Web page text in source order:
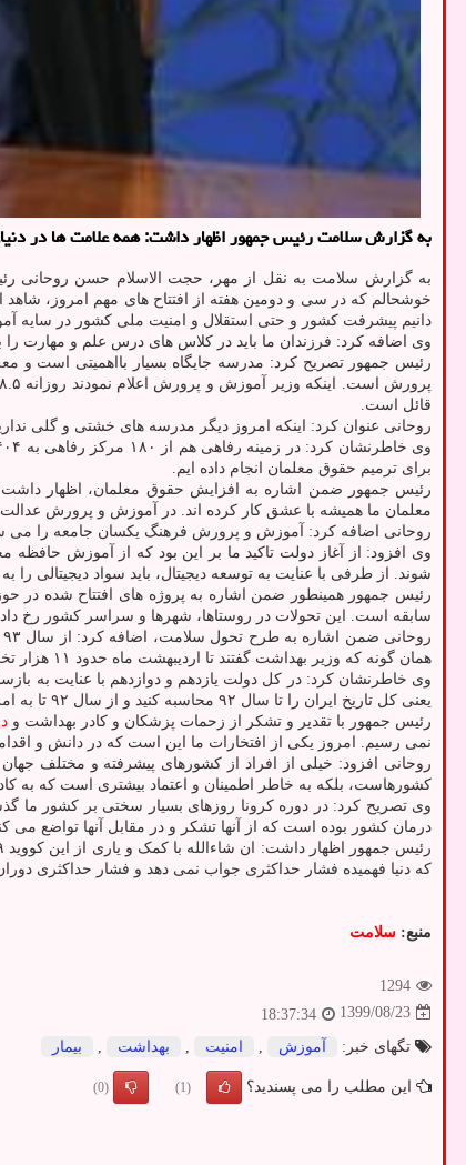
به گزارش سلامت رئیس جمهور اظهار داشت: همه علامت ها در
خوشحالم که در سی و دومین هفته از افتتاح های مهم امروز، شاهد
دانیم پیشرفت کشور و حتی استقلال و امنیت ملی کشور در سایه
وی اضافه کرد: فرزندان ما باید در کلاس های درس علم و مهارت را
قائل است.
روحانی عنوان کرد: اینکه امروز دیگر مدرسه های خشتی و گلی
برای ترمیم حقوق معلمان انجام داده ایم.
معلمان ما همیشه با عشق کار کرده اند. در آموزش و پرورش
روحانی اضافه کرد: آموزش و پرورش فرهنگ یکسان جامعه را می
وی افزود: از آغاز دولت تاکید ما بر این بود که از آموزش
شوند. از طرفی با عنایت به توسعه دیجیتال، باید سواد دیجیتالی را
رئیس جمهور همینطور ضمن اشاره به پروژه های افتتاح شده در
سابقه است. این تحولات در روستاها، شهرها و سراسر کشور رخ
همان گونه که وزیر بهداشت گفتند تا اردیبهشت ماه حدود ۱۱ هزار تخت بیمارستانی دیگر افتتاح می شود.
وی خاطرنشان کرد: در کل دولت یازدهم و دوازدهم با عنایت به
یعنی کل تاریخ ایران را تا سال ۹۲ محاسبه کنید و از سال ۹۲ تا به امروز مجموعه تخت های افتتاح شده و بازسازی شده را کنار هم بگذاریم می بینیم که به بیشتر از دو برابر گذشته رسیده ایم که کار بسیار عظیمی است.
رئیس جمهور با تقدیر و تشکر از زحمات پزشکان و کادر بهداشت و
نمی رسیم. امروز یکی از افتخارات ما این است که در دانش و
روحانی افزود: خیلی از افراد از کشورهای پیشرفته و مختلف
کشورهاست، بلکه به خاطر اطمینان و اعتماد بیشتری است که به
وی تصریح کرد: در دوره کرونا روزهای بسیار سختی بر کشور ما
درمان کشور بوده است که از آنها تشکر و در مقابل آنها تواضع می
که دنیا فهمیده فشار حداکثری جواب نمی دهد و فشار حداکثری
منبع: سلامت
1294
1399/08/23
18:37:34
تگهای خبر:
آموزش امنیت بهداشت بیمار
این مطلب را می پسندید؟ (1)
(0)